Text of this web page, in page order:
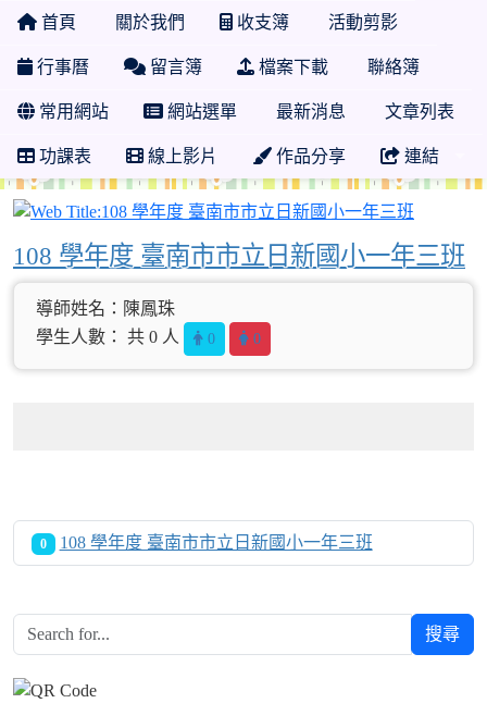
首頁 關於我們 收支簿 活動剪影
行事曆 留言簿 檔案下載 聯絡簿
常用網站 網站選單 最新消息 文章列表
功課表 線上影片 作品分享 連結
108 學年度 臺南市市立日新國小一年三班
導師姓名：陳鳳珠
學生人數： 共 0 人
0 0
0 108 學年度 臺南市市立日新國小一年三班
搜尋